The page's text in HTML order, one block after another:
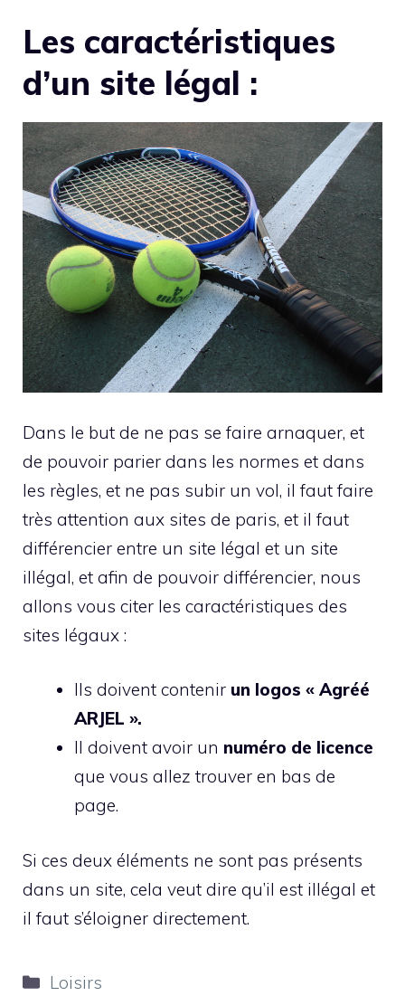
Les caractéristiques
d’un site légal :
Dans le but de ne pas se faire arnaquer, et
de pouvoir parier dans les normes et dans
les règles, et ne pas subir un vol, il faut faire
très attention aux sites de paris, et il faut
différencier entre un site légal et un site
illégal, et afin de pouvoir différencier, nous
allons vous citer les caractéristiques des
sites légaux :
Ils doivent contenir un logos « Agréé
ARJEL ».
Il doivent avoir un numéro de licence
que vous allez trouver en bas de
page.
Si ces deux éléments ne sont pas présents
dans un site, cela veut dire qu’il est illégal et
il faut s’éloigner directement.
Catégories
Loisirs